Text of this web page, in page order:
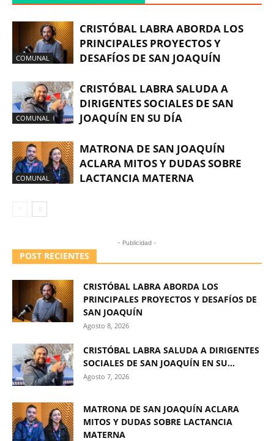
COMUNAL
CRISTÓBAL LABRA ABORDA LOS
PRINCIPALES PROYECTOS Y
DESAFÍOS DE SAN JOAQUÍN
COMUNAL
CRISTÓBAL LABRA SALUDA A
DIRIGENTES SOCIALES DE SAN
JOAQUÍN EN SU DÍA
COMUNAL
MATRONA DE SAN JOAQUÍN
ACLARA MITOS Y DUDAS SOBRE
LACTANCIA MATERNA
- Publicidad -
POST RECIENTES
CRISTÓBAL LABRA ABORDA LOS
PRINCIPALES PROYECTOS Y DESAFÍOS DE
SAN JOAQUÍN
Agosto 8, 2026
CRISTÓBAL LABRA SALUDA A DIRIGENTES
SOCIALES DE SAN JOAQUÍN EN SU...
Agosto 7, 2026
MATRONA DE SAN JOAQUÍN ACLARA
MITOS Y DUDAS SOBRE LACTANCIA
MATERNA